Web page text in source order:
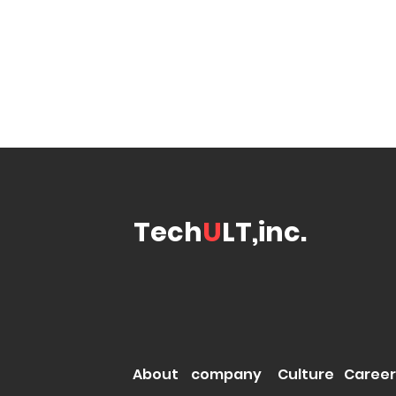
TechULT,inc.
About company Culture